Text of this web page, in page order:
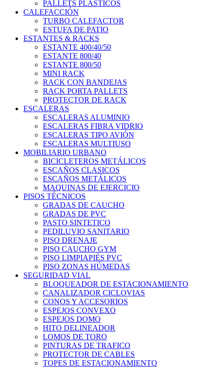
PALLETS PLÁSTICOS
CALEFACCIÓN
TURBO CALEFACTOR
ESTUFA DE PATIO
ESTANTES & RACKS
ESTANTE 400/40/50
ESTANTE 800/40
ESTANTE 800/50
MINI RACK
RACK CON BANDEJAS
RACK PORTA PALLETS
PROTECTOR DE RACK
ESCALERAS
ESCALERAS ALUMINIO
ESCALERAS FIBRA VIDRIO
ESCALERAS TIPO AVIÓN
ESCALERAS MULTIUSO
MOBILIARIO URBANO
BICICLETEROS METÁLICOS
ESCAÑOS CLASICOS
ESCAÑOS METÁLICOS
MAQUINAS DE EJERCICIO
PISOS TÉCNICOS
GRADAS DE CAUCHO
GRADAS DE PVC
PASTO SINTETICO
PEDILUVIO SANITARIO
PISO DRENAJE
PISO CAUCHO GYM
PISO LIMPIAPIÉS PVC
PISO ZONAS HÚMEDAS
SEGURIDAD VIAL
BLOQUEADOR DE ESTACIONAMIENTO
CANALIZADOR CICLOVIAS
CONOS Y ACCESORIOS
ESPEJOS CONVEXO
ESPEJOS DOMO
HITO DELINEADOR
LOMOS DE TORO
PINTURAS DE TRAFICO
PROTECTOR DE CABLES
TOPES DE ESTACIONAMIENTO